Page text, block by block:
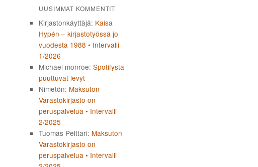
UUSIMMAT KOMMENTIT
Kirjastonkäyttäjä: Kaisa
Hypén – kirjastotyössä jo
vuodesta 1988 • Intervalli
1/2026
Michael monroe: Spotifysta
puuttuvat levyt
Nimetön: Maksuton
Varastokirjasto on
peruspalvelua • Intervalli
2/2025
Tuomas Pelttari: Maksuton
Varastokirjasto on
peruspalvelua • Intervalli